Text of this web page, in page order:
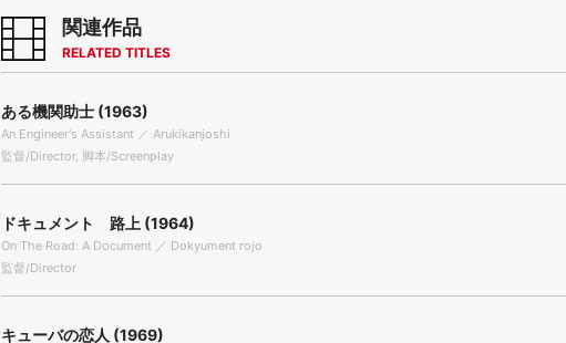
関連作品
RELATED TITLES
ある機関助士 (1963)
An Engineer's Assistant ／ Arukikanjoshi
監督/Director, 脚本/Screenplay
ドキュメント 路上 (1964)
On The Road: A Document ／ Dokyument rojo
監督/Director
キューバの恋人 (1969)